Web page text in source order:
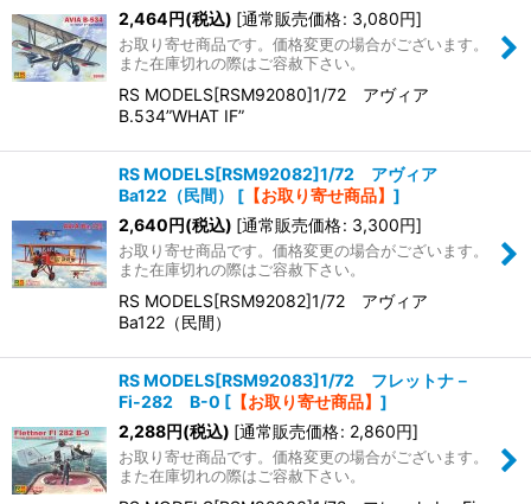
2,464円(税込) [通常販売価格: 3,080円]
お取り寄せ商品です。価格変更の場合がございます。
また在庫切れの際はご容赦下さい。
RS MODELS[RSM92080]1/72 アヴィア
B.534”WHAT IF”
RS MODELS[RSM92082]1/72 アヴィア
Ba122（民間）
[ 【お取り寄せ商品】 ]
2,640円(税込) [通常販売価格: 3,300円]
お取り寄せ商品です。価格変更の場合がございます。
また在庫切れの際はご容赦下さい。
RS MODELS[RSM92082]1/72 アヴィア
Ba122（民間）
RS MODELS[RSM92083]1/72 フレットナ－
Fi-282 B-0 [ 【お取り寄せ商品】 ]
2,288円(税込) [通常販売価格: 2,860円]
お取り寄せ商品です。価格変更の場合がございます。
また在庫切れの際はご容赦下さい。